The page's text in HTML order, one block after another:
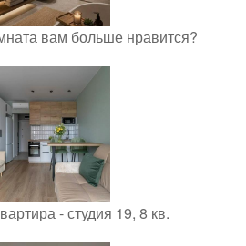
вам больше нравится?
- студия 19, 8 кв.